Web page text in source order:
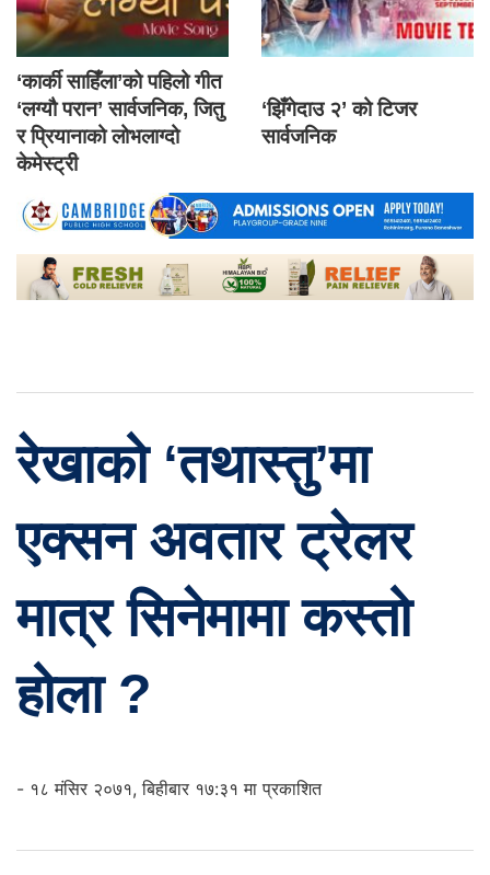
‘कार्की साहिँला’को पहिलो गीत
‘लग्यौ परान’ सार्वजनिक, जितु
र प्रियानाको लोभलाग्दो
केमेस्ट्री
‘झिँगेदाउ २’ को टिजर
सार्वजनिक
रेखाको ‘तथास्तु’मा
एक्सन अवतार ट्रेलर
मात्र सिनेमामा कस्तो
होला ?
- १८ मंसिर २०७१, बिहीबार १७:३१ मा प्रकाशित